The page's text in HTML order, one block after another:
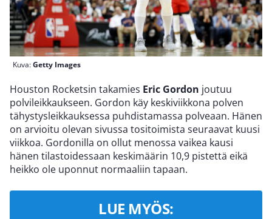
Kuva:Getty Images
Houston Rocketsin takamies Eric Gordon joutuu
polvileikkaukseen. Gordon käy keskiviikkona polven
tähystysleikkauksessa puhdistamassa polveaan. Hänen
on arvioitu olevan sivussa tositoimista seuraavat kuusi
viikkoa. Gordonilla on ollut menossa vaikea kausi
hänen tilastoidessaan keskimäärin 10,9 pistettä eikä
heikko ole uponnut normaaliin tapaan.
LUE MYÖS: